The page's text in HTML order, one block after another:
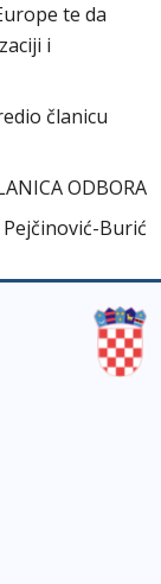
te da
i
članicu
ODBORA
Burić